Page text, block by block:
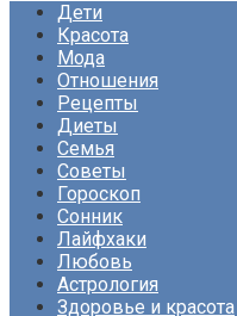
Дети
Красота
Мода
Отношения
Рецепты
Диеты
Семья
Советы
Гороскоп
Сонник
Лайфхаки
Любовь
Астрология
Здоровье и красота